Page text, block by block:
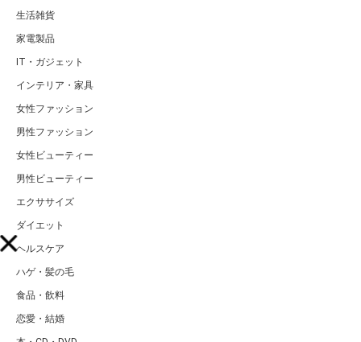
生活雑貨
家電製品
IT・ガジェット
インテリア・家具
女性ファッション
男性ファッション
女性ビューティー
男性ビューティー
エクササイズ
ダイエット
ヘルスケア
ハゲ・髪の毛
食品・飲料
恋愛・結婚